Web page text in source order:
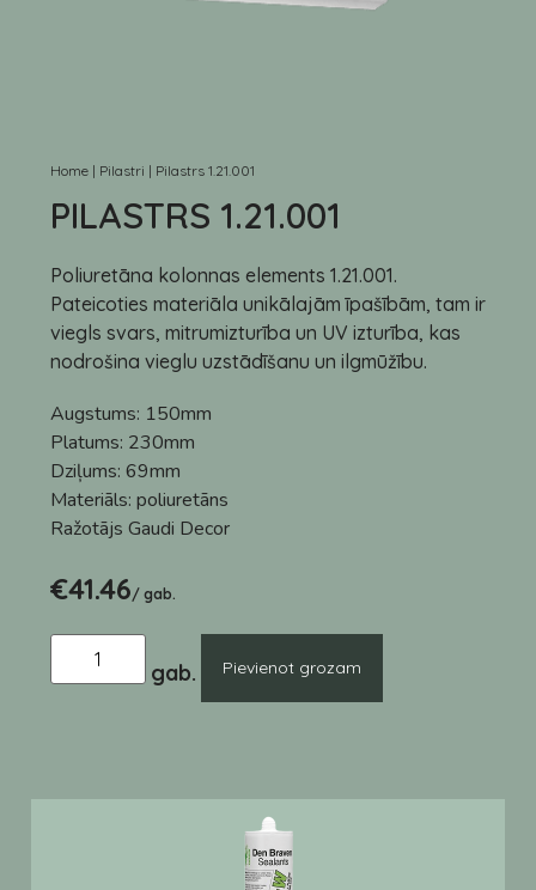
Home | Pilastri | Pilastrs 1.21.001
PILASTRS 1.21.001
Poliuretāna kolonnas elements 1.21.001.
Pateicoties materiāla unikālajām īpašībām, tam ir
viegls svars, mitrumizturība un UV izturība, kas
nodrošina vieglu uzstādīšanu un ilgmūžību.
Augstums: 150mm
Platums: 230mm
Dziļums: 69mm
Materiāls: poliuretāns
Ražotājs Gaudi Decor
€41.46/ gab.
Pievienot grozam